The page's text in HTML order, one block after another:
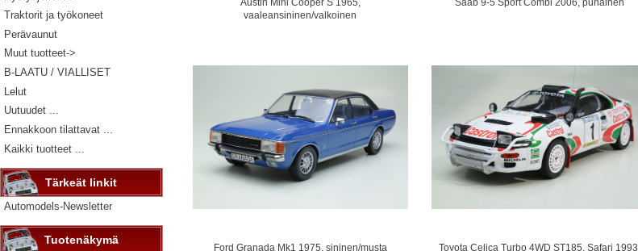
Traktorit ja työkoneet
Perävaunut
Muut tuotteet->
B-LAATU / VIALLISET
Lelut
Uutuudet ...
Ennakkoon tilattavat ...
Kaikki tuotteet ...
Tärkeät linkit
Automodels-Newsletter
Tuotenäkymä
Austin Mini Cooper S 1965,
vaaleansininen/valkoinen
Saab 9-5 Sport Combi 2006, punainen
Ford Granada Mk1 1975, sininen/musta Toyota Celica Turbo 4WD ST185, Safari 1993,